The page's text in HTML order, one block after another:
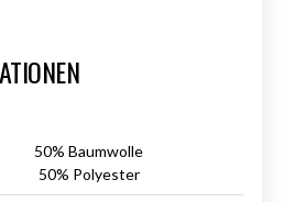
50% Baumwolle
50% Polyester